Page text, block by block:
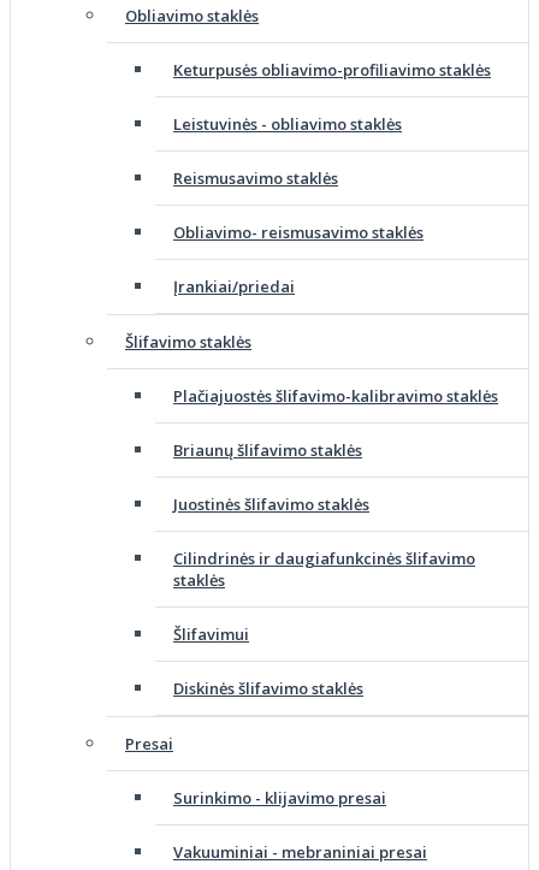
Obliavimo staklės
Keturpusės obliavimo-profiliavimo staklės
Leistuvinės - obliavimo staklės
Reismusavimo staklės
Obliavimo- reismusavimo staklės
Įrankiai/priedai
Šlifavimo staklės
Plačiajuostės šlifavimo-kalibravimo staklės
Briaunų šlifavimo staklės
Juostinės šlifavimo staklės
Cilindrinės ir daugiafunkcinės šlifavimo
staklės
Šlifavimui
Diskinės šlifavimo staklės
Presai
Surinkimo - klijavimo presai
Vakuuminiai - mebraniniai presai